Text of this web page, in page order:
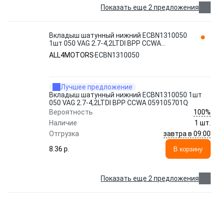
Показать еще 2 предложения
Вкладыш шатунный нижний EСBN1310050
1шт 050 VAG 2.7-4,2LTDI BPP CCWA
059105701Q ECBN1310050 ALL4MOTORS
ALL4MOTORS ECBN1310050
Лучшее предложение
Вкладыш шатунный нижний EСBN1310050 1шт
050 VAG 2.7-4,2LTDI BPP CCWA 059105701Q
Вероятность
100%
Наличие
1 шт.
Отгрузка
завтра в 09:00
8.36 p.
В корзину
Показать еще 2 предложения